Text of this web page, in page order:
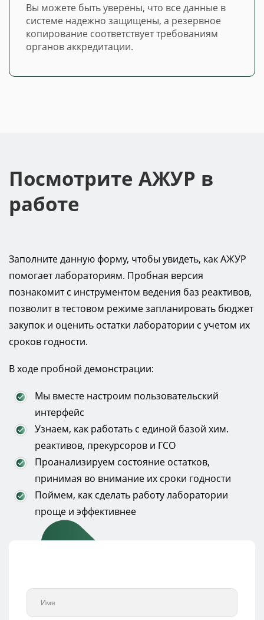
Вы можете быть уверены, что все данные в
системе надежно защищены, а резервное
копирование соответствует требованиям
органов аккредитации.
Посмотрите АЖУР в
работе
Заполните данную форму, чтобы увидеть, как АЖУР
помогает лабораториям. Пробная версия
познакомит с инструментом ведения баз реактивов,
позволит в тестовом режиме запланировать бюджет
закупок и оценить остатки лаборатории с учетом их
сроков годности.
В ходе пробной демонстрации:
Мы вместе настроим пользовательский
интерфейс
Узнаем, как работать с единой базой хим.
реактивов, прекурсоров и ГСО
Проанализируем состояние остатков,
принимая во внимание их сроки годности
Поймем, как сделать работу лаборатории
проще и эффективнее